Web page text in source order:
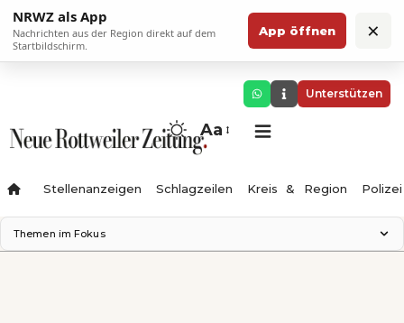
NRWZ als App
Nachrichten aus der Region direkt auf dem
Startbildschirm.
App öffnen ×
Unterstützen
Aa
Stellenanzeigen Schlagzeilen Kreis & Region Polizei
Themen im Fokus